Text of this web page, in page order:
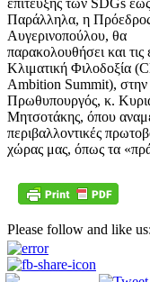
Παράλληλα, η Πρόεδρος
Αυγερινοπούλου, θα
παρακολουθήσει και
Κλιματική Φιλοδοξία
Ambition Summit), στην
Πρωθυπουργός, κ.
Μητσοτάκης, όπου
περιβαλλοντικές
χώρας μας, όπως τα
Please follow and like us: